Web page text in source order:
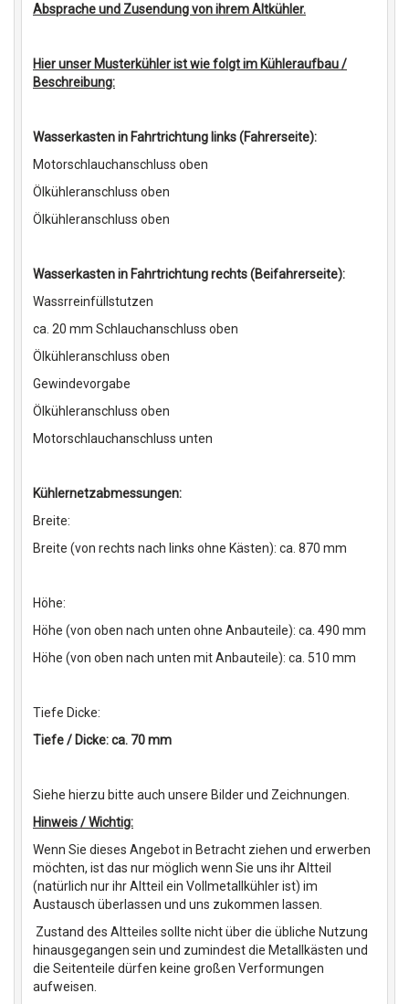
Absprache und Zusendung von ihrem Altkühler.
Hier unser Musterkühler ist wie folgt im Kühleraufbau /
Beschreibung:
Wasserkasten in Fahrtrichtung links (Fahrerseite):
Motorschlauchanschluss oben
Ölkühleranschluss oben
Ölkühleranschluss oben
Wasserkasten in Fahrtrichtung rechts (Beifahrerseite):
Wassrreinfüllstutzen
ca. 20 mm Schlauchanschluss oben
Ölkühleranschluss oben
Gewindevorgabe
Ölkühleranschluss oben
Motorschlauchanschluss unten
Kühlernetzabmessungen:
Breite:
Breite (von rechts nach links ohne Kästen): ca. 870 mm
Höhe:
Höhe (von oben nach unten ohne Anbauteile): ca. 490 mm
Höhe (von oben nach unten mit Anbauteile): ca. 510 mm
Tiefe Dicke:
Tiefe / Dicke: ca. 70 mm
Siehe hierzu bitte auch unsere Bilder und Zeichnungen.
Hinweis / Wichtig:
Wenn Sie dieses Angebot in Betracht ziehen und erwerben
möchten, ist das nur möglich wenn Sie uns ihr Altteil
(natürlich nur ihr Altteil ein Vollmetallkühler ist) im
Austausch überlassen und uns zukommen lassen.
Zustand des Altteiles sollte nicht über die übliche Nutzung
hinausgegangen sein und zumindest die Metallkästen und
die Seitenteile dürfen keine großen Verformungen
aufweisen.